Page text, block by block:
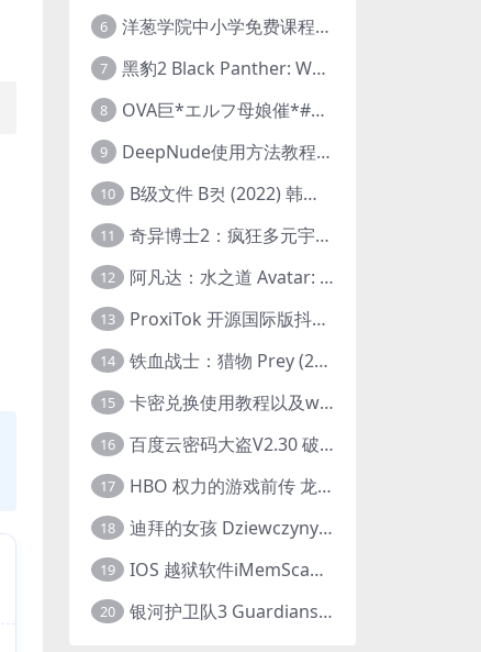
6 洋葱学院中小学免费课程集合 云盘下载
7 黑豹2 Black Panther: Wakanda Forever (2022) 高清版
8 OVA巨*エルフ母娘催*#1エルフの国を蹂*する男。汚された女王と姫
9 DeepNude使用方法教程FAQ
10 B级文件 B컷 (2022) 韩国大尺度剧情电影 1080P 中字
11 奇异博士2：疯狂多元宇宙 Doctor Strange in the Multiverse of Madness (2022) 高清版1080p
12 阿凡达：水之道 Avatar: The Way of Water (2022) 1080p 2k 4k 中文字幕
13 ProxiTok 开源国际版抖音TikTok网页版 国内网络直连
14 铁血战士：猎物 Prey (2022) 中英字幕 1080P
15 卡密兑换使用教程以及windows使用教程
16 百度云密码大盗V2.30 破解分享链接提取码
17 HBO 权力的游戏前传 龙之家族 House of the Dragon (2022) 中字 1080P 更新4集
18 迪拜的女孩 Dziewczyny z Dubaju (2021) 1080P 中字
19 IOS 越狱软件iMemScan version1.2.6 游戏内存修改器
20 银河护卫队3 Guardians of the Galaxy Vol. 3 (2023)4K高清资源1080p只分享精品